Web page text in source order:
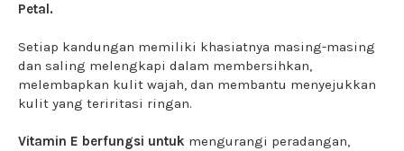
Petal.
Setiap kandungan memiliki khasiatnya masing-masing
dan saling melengkapi dalam membersihkan,
melembapkan kulit wajah, dan membantu menyejukkan
kulit yang teriritasi ringan.
Vitamin E berfungsi untuk mengurangi peradangan,